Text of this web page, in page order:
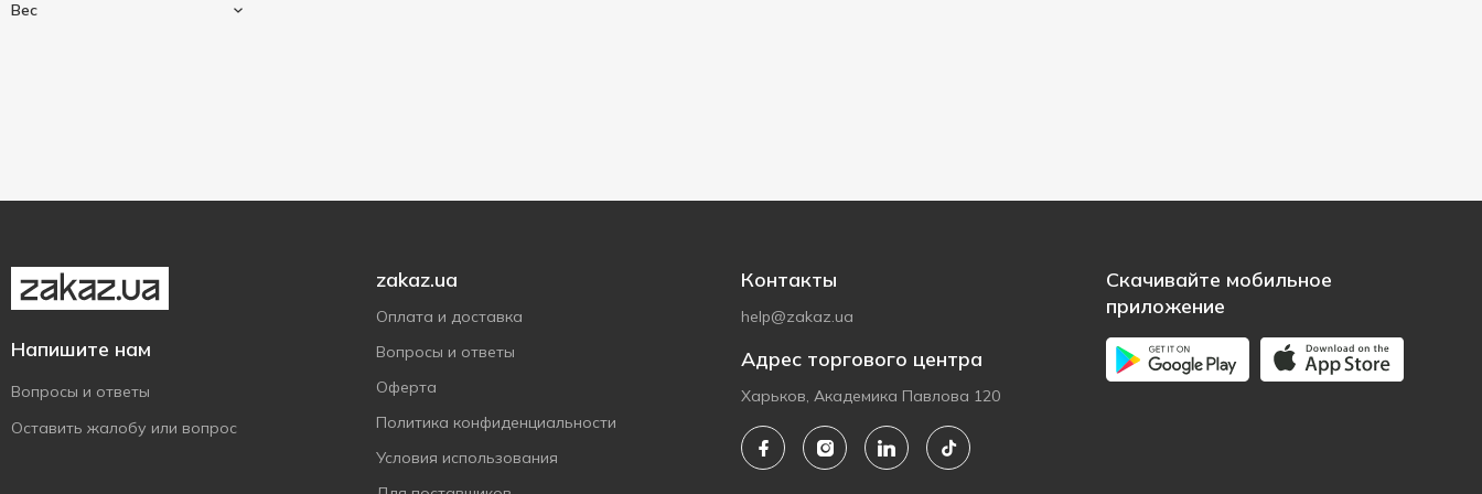
Вес
Напишите нам
Вопросы и ответы
Оставить жалобу или вопрос
zakaz.ua
Оплата и доставка
Вопросы и ответы
Оферта
Политика конфиденциальности
Условия использования
Контакты
help@zakaz.ua
Адрес торгового центра
Харьков, Академика Павлова 120
Скачивайте мобильное
приложение